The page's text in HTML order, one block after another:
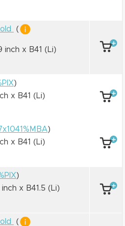
(
inch x B41 (Li)
)
x B41 (Li)
)
x B41 (Li)
)
inch x B41.5 (Li)
(